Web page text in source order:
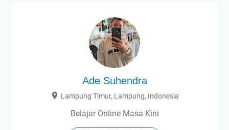
Ade Suhendra
Lampung Timur, Lampung, Indonesia
Belajar Online Masa Kini